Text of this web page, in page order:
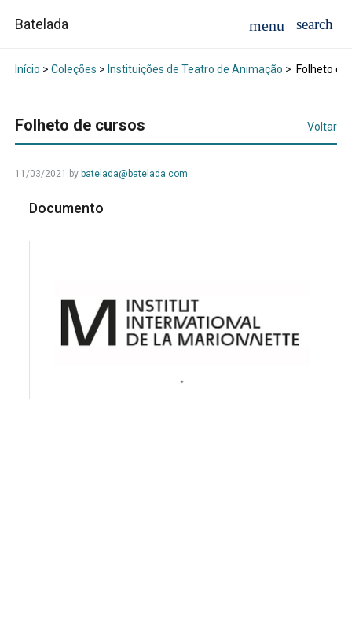
Batelada
Início > Coleções > Instituições de Teatro de Animação > Folheto de
Folheto de cursos Voltar
11/03/2021 by batelada@batelada.com
Documento